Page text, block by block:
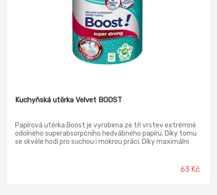
Kuchyňská utěrka Velvet BOOST
Papírová utěrka Boost je vyrobena ze tří vrstev extrémně
odolného superabsorpčního hedvábného papíru. Díky tomu
se skvěle hodí pro suchou i mokrou práci. Díky maximální
kuchyně. Boost je vytvářen s ohledem na životní prostředí.
63 Kč